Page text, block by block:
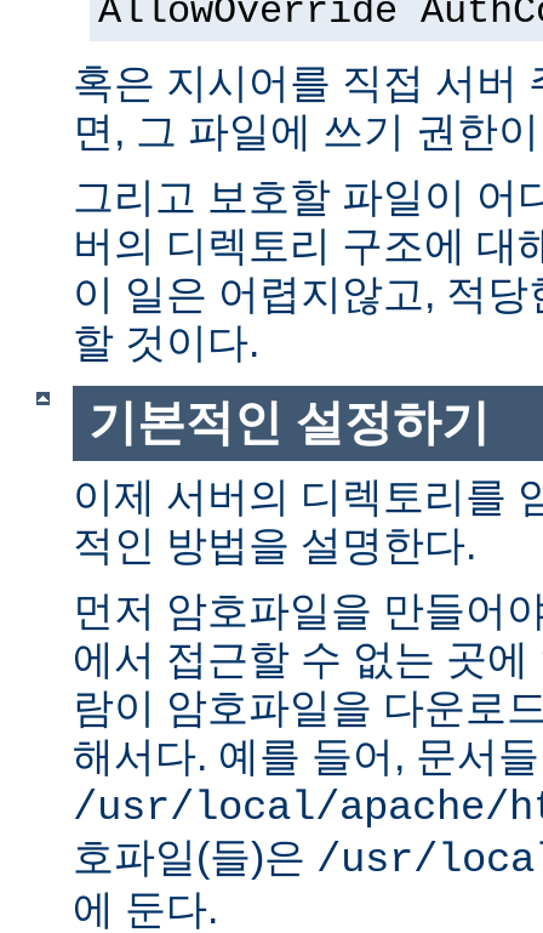
AllowOverride
혹은 지시어를 직접 서버
면, 그 파일에 쓰기 권한
그리고 보호할 파일이 어
버의 디렉토리 구조에 대
이 일은 어렵지않고, 적
할 것이다.
기본적인 설정하기
이제 서버의 디렉토리를
적인 방법을 설명한다.
먼저 암호파일을 만들어
에서 접근할 수 없는 곳
람이 암호파일을 다운로
해서다. 예를 들어, 문서
/usr/local/apache/
호파일(들)은 /usr/
에 둔다.